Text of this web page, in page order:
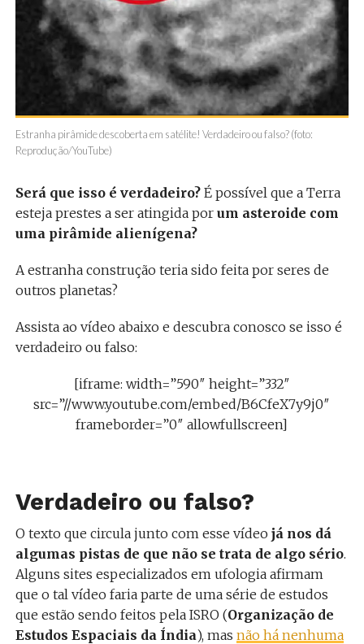
Estranha pirâmide descoberta em satélite! Verdadeiro ou falso? (foto:
Reprodução/YouTube)
Será que isso é verdadeiro?É possível que a Terra
esteja prestes a ser atingida por um asteroide com
uma pirâmide alienígena?
A estranha construção teria sido feita por seres de
outros planetas?
Assista ao vídeo abaixo e descubra conosco se isso é
verdadeiro ou falso:
[iframe: width=”590″ height=”332″
src=”//www.youtube.com/embed/B6CfeX7y9j0″
frameborder=”0″ allowfullscreen]
Verdadeiro ou falso?
O texto que circula junto com esse vídeo já nos dá
algumas pistas de que não se trata de algo sério.
Alguns sites especializados em ufologia afirmam
que o tal vídeo faria parte de uma série de estudos
que estão sendo feitos pela ISRO (Organização de
Estudos Espaciais da Índia), mas não há nenhuma